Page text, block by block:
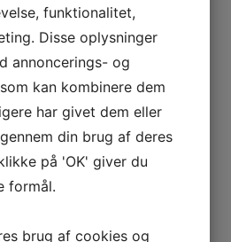
vi ellers kan finde på…
er på 300.- kr.
MobilePay til Käte på
30 22 02 53.
og medlemsnummer på
funktionalitet,
Disse oplysninger
annoncerings- og
kan kombinere dem
har givet dem eller
din brug af deres
på 'OK' giver du
formål.
brug af cookies og